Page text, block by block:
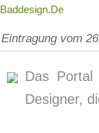
Baddesign.de
Eintragung vom
Das Portal
Designer,